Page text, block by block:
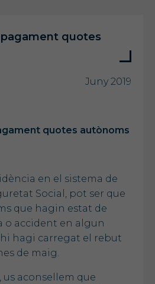
quotes
Juny 2019
quotes autònoms
en el sistema de
Social, pot ser que
que hagin estat de
o accident en algun
hi hagi carregat el rebut
de maig.
us aconsellem que